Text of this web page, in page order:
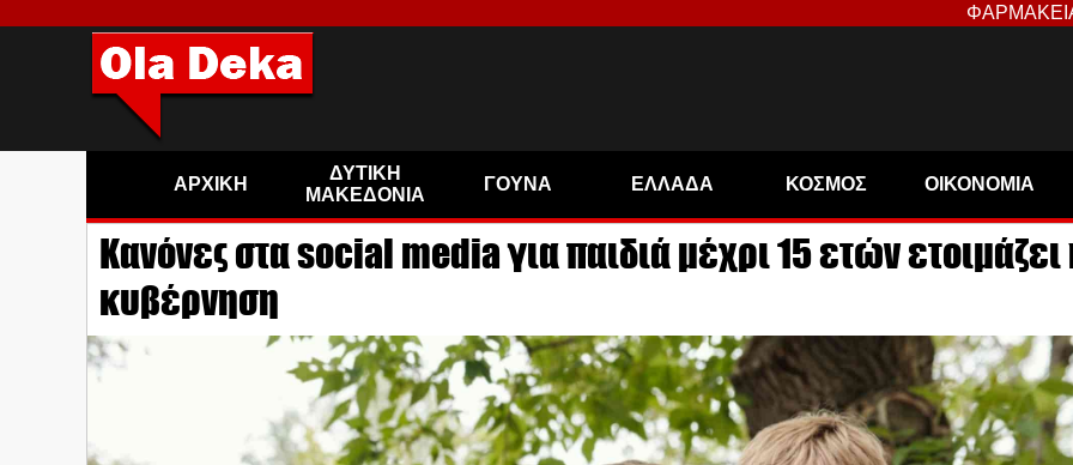
ΑΡΧΙΚΗ
ΔΥΤΙΚΗ
ΜΑΚΕΔΟΝΙΑ
ΓΟΥΝΑ ΕΛΛΑΔΑ ΚΟΣΜΟΣ ΟΙΚΟΝΟΜΙΑ
Κανόνες στα social media για παιδιά μέχρι 15 ετών ετοιμάζει
κυβέρνηση